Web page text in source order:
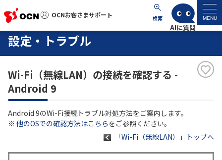
OCNお客さまサポート 検索 MENU
OCNお客さまサポート
サポートトップ
サービス名から探す
設定・トラブル
Wi-Fi（無線LAN）の接続を確認する -
Android 9
Android 9のWi-Fi接続トラブル対処方法をご案内します。
※ 他のOSでの確認方法はこちらをご参照ください。
「Wi-Fi（無線LAN）」トップへ